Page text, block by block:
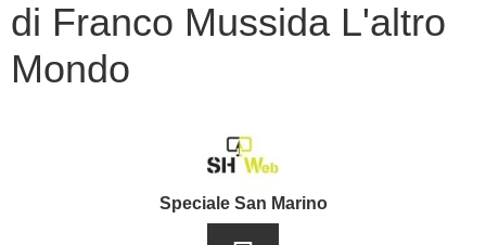
di Franco Mussida L'altro
Mondo
Speciale San Marino